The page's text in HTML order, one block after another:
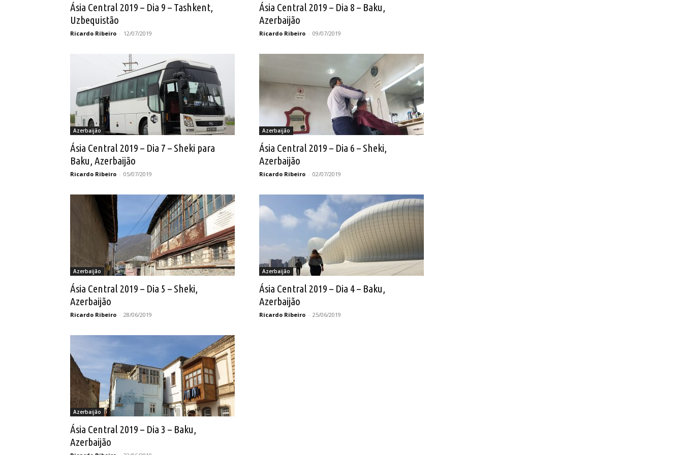
Ásia Central 2019 – Dia 9 – Tashkent,
Uzbequistão
Ricardo Ribeiro - 12/07/2019
Ásia Central 2019 – Dia 8 – Baku,
Azerbaijão
Ricardo Ribeiro - 09/07/2019
Azerbaijão
Ásia Central 2019 – Dia 7 – Sheki para
Baku, Azerbaijão
Ricardo Ribeiro - 05/07/2019
Azerbaijão
Ásia Central 2019 – Dia 6 – Sheki,
Azerbaijão
Ricardo Ribeiro - 02/07/2019
Azerbaijão
Ásia Central 2019 – Dia 5 – Sheki,
Azerbaijão
Ricardo Ribeiro - 28/06/2019
Azerbaijão
Ásia Central 2019 – Dia 4 – Baku,
Azerbaijão
Ricardo Ribeiro - 25/06/2019
Azerbaijão
Ásia Central 2019 – Dia 3 – Baku,
Azerbaijão